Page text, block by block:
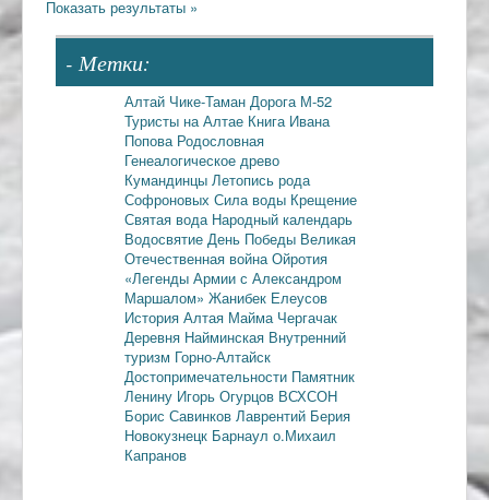
- Метки:
Алтай Чике-Таман Дорога М-52
Туристы на Алтае Книга Ивана
Попова Родословная
Генеалогическое древо
Кумандинцы Летопись рода
Софроновых Сила воды Крещение
Святая вода Народный календарь
Водосвятие День Победы Великая
Отечественная войнаОйротия
«Легенды Армии с Александром
Маршалом» Жанибек Елеусов
История Алтая Майма Чергачак
Деревня Найминская Внутренний
туризм Горно-Алтайск
Достопримечательности Памятник
Ленину Игорь Огурцов ВСХСОН
Борис Савинков Лаврентий Берия
Новокузнецк Барнаул о.Михаил
Капранов